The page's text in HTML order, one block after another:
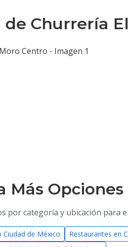
de Churrería
Más Opciones
por categoría y ubicación para
Ciudad de México
Restaurantes en